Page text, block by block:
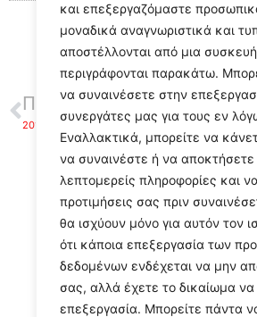
και επεξεργαζόμαστε
μοναδικά αναγνωριστικά και
αποστέλλονται από μια
περιγράφονται παρακάτω.
να συναινέσετε στην
συνεργάτες μας για τους εν
Εναλλακτικά, μπορείτε να
να συναινέστε ή να
λεπτομερείς πληροφορίες και
προτιμήσεις σας πριν
θα ισχύουν μόνο για αυτόν τον
ότι κάποια επεξεργασία των
δεδομένων ενδέχεται να μην
σας, αλλά έχετε το δικαίωμα να
επεξεργασία. Μπορείτε πάντα
ΠΡΟΗΓΟΥΜΕΝΟ
2016: Πραξικόπημα γίνεται στην Τουρκία